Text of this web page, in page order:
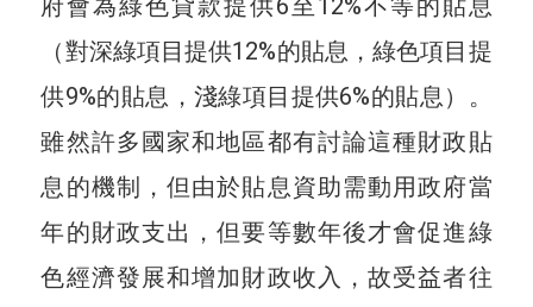
府會為綠色貸款提供6至12%不等的貼息
（對深綠項目提供12%的貼息，綠色項目提
供9%的貼息，淺綠項目提供6%的貼息）。
雖然許多國家和地區都有討論這種財政貼
息的機制，但由於貼息資助需動用政府當
年的財政支出，但要等數年後才會促進綠
色經濟發展和增加財政收入，故受益者往